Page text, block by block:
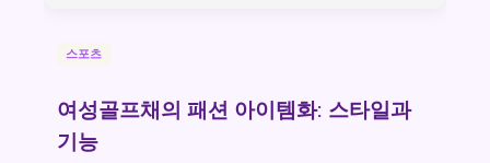
스포츠
여성골프채의 패션 아이템화: 스타일과
기능